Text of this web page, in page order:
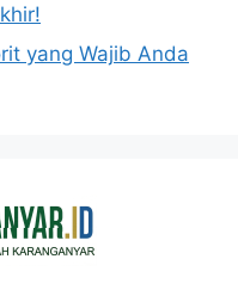
yang Wajib Anda